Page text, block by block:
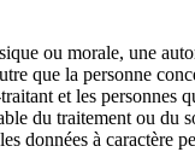
ou morale, une
que la personne
et les personnes
du traitement ou du
données à caractère